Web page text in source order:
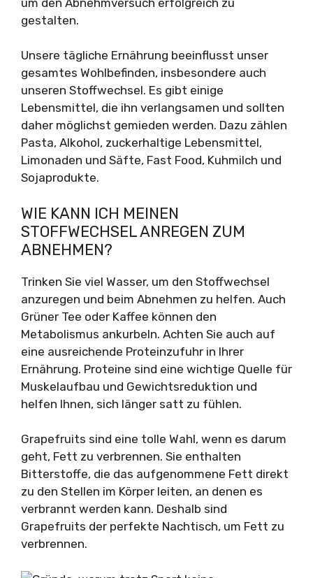
gestalten.
Unsere tägliche Ernährung beeinflusst unser
gesamtes Wohlbefinden, insbesondere auch
unseren Stoffwechsel. Es gibt einige
Lebensmittel, die ihn verlangsamen und sollten
daher möglichst gemieden werden. Dazu zählen
Pasta, Alkohol, zuckerhaltige Lebensmittel,
Limonaden und Säfte, Fast Food, Kuhmilch und
Sojaprodukte.
WIE KANN ICH MEINEN
STOFFWECHSEL ANREGEN ZUM
ABNEHMEN?
Trinken Sie viel Wasser, um den Stoffwechsel
anzuregen und beim Abnehmen zu helfen. Auch
Grüner Tee oder Kaffee können den
Metabolismus ankurbeln. Achten Sie auch auf
eine ausreichende Proteinzufuhr in Ihrer
Ernährung. Proteine sind eine wichtige Quelle für
Muskelaufbau und Gewichtsreduktion und
helfen Ihnen, sich länger satt zu fühlen.
Grapefruits sind eine tolle Wahl, wenn es darum
geht, Fett zu verbrennen. Sie enthalten
Bitterstoffe, die das aufgenommene Fett direkt
zu den Stellen im Körper leiten, an denen es
verbrannt werden kann. Deshalb sind
Grapefruits der perfekte Nachtisch, um Fett zu
verbrennen.